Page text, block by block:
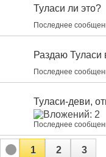
Туласи ли это?
Последнее
Раздаю Туласи
Последнее
Туласи-деви,
Последнее
1 2 3